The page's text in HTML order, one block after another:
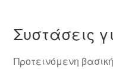
Συστάσεις
Προτεινόμενη